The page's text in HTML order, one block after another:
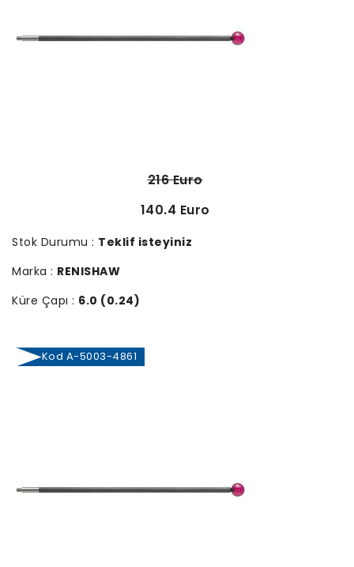
216 Euro
140.4 Euro
Stok Durumu : Teklif isteyiniz
Marka : RENISHAW
Küre Çapı : 6.0 (0.24)
Kod A-5003-4861